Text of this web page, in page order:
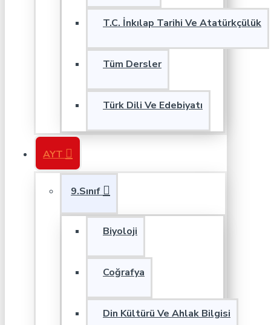
T.C. İnkılap Tarihi Ve Atatürkçülük
Tüm Dersler
Türk Dili Ve Edebiyatı
AYT
9.Sınıf
Biyoloji
Coğrafya
Din Kültürü Ve Ahlak Bilgisi